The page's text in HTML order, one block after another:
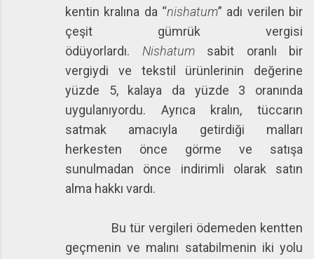
kentin kralına da “nishatum” adı verilen bir
çeşit gümrük vergisi
ödüyorlardı. Nishatumsabit oranlı bir
vergiydi ve tekstil ürünlerinin değerine
yüzde 5, kalaya da yüzde 3 oranında
uygulanıyordu. Ayrıca kralın, tüccarın
satmak amacıyla getirdiği malları
herkesten önce görme ve satışa
sunulmadan önce indirimli olarak satın
alma hakkı vardı.
Bu tür vergileri ödemeden kentten
geçmenin ve malını satabilmenin iki yolu